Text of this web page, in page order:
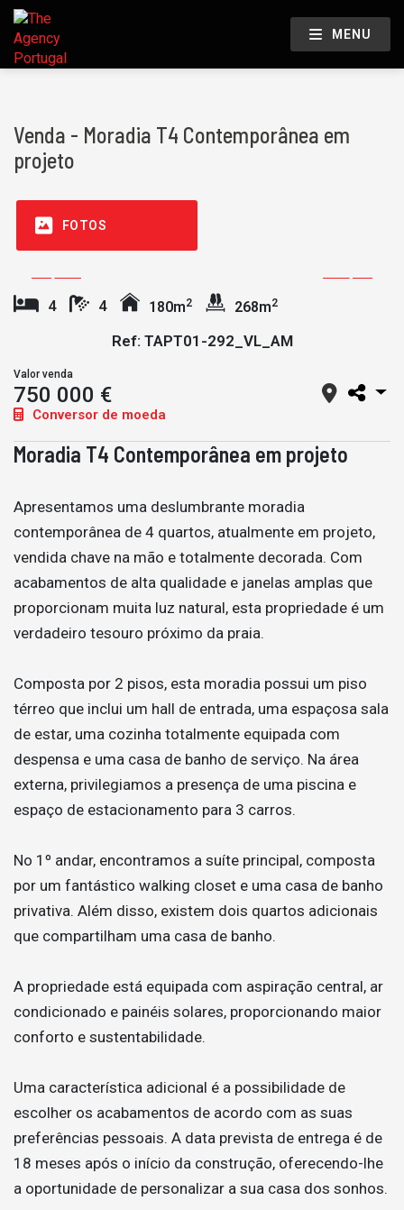
MENU
Venda - Moradia T4 Contemporânea em
projeto
FOTOS
4 4 180m2 268m2
Ref: TAPT01-292_VL_AM
Valor venda
750 000 €
Conversor de moeda
Moradia T4 Contemporânea em projeto
Apresentamos uma deslumbrante moradia
contemporânea de 4 quartos, atualmente em projeto,
vendida chave na mão e totalmente decorada. Com
acabamentos de alta qualidade e janelas amplas que
proporcionam muita luz natural, esta propriedade é um
verdadeiro tesouro próximo da praia.
Composta por 2 pisos, esta moradia possui um piso
térreo que inclui um hall de entrada, uma espaçosa sala
de estar, uma cozinha totalmente equipada com
despensa e uma casa de banho de serviço. Na área
externa, privilegiamos a presença de uma piscina e
espaço de estacionamento para 3 carros.
No 1º andar, encontramos a suíte principal, composta
por um fantástico walking closet e uma casa de banho
privativa. Além disso, existem dois quartos adicionais
que compartilham uma casa de banho.
A propriedade está equipada com aspiração central, ar
condicionado e painéis solares, proporcionando maior
conforto e sustentabilidade.
Uma característica adicional é a possibilidade de
escolher os acabamentos de acordo com as suas
preferências pessoais. A data prevista de entrega é de
18 meses após o início da construção, oferecendo-lhe
a oportunidade de personalizar a sua casa dos sonhos.